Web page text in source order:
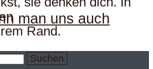
Suchen
man uns auch
Rand.